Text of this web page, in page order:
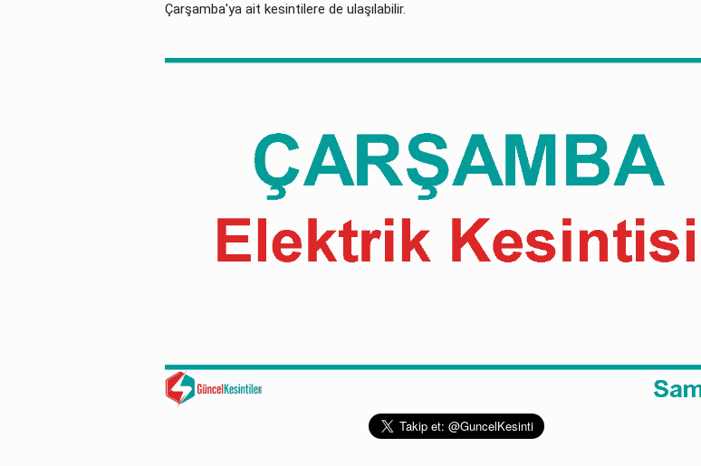
Çarşamba'ya ait kesintilere de ulaşılabilir.